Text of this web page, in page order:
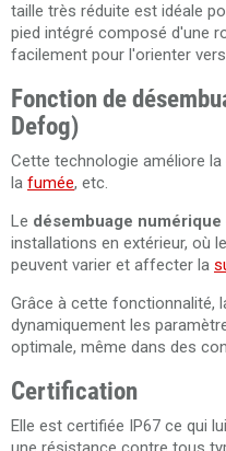
taille très réduite est idéale
pied intégré composé d'une
facilement pour l'orienter
Fonction de
Defog)
Cette technologie améliore
la fumée, etc.
Le désembuage numérique
installations en extérieur, où
peuvent varier et affecter la
Grâce à cette fonctionnalité,
dynamiquement les
optimale, même dans des
Certification
Elle est certifiée IP67 ce qui